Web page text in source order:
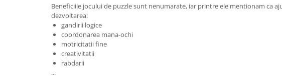
Beneficiile jocului de puzzle sunt nenumarate, iar printre ele mentionam ca
dezvoltarea:
gandirii logice
coordonarea mana-ochi
motricitatii fine
creativitatii
rabdarii
...